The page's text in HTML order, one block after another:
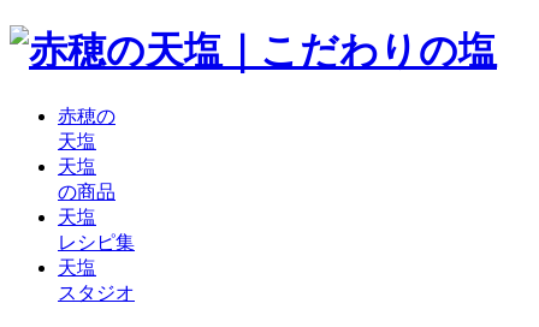
赤穂の
天塩
天塩
の商品
天塩
レシピ集
天塩
スタジオ